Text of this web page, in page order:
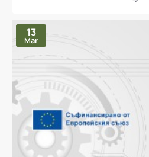
13
Mar